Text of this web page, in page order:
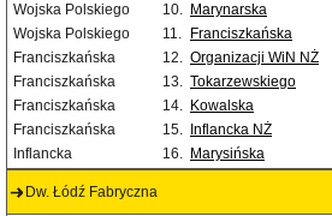
Wojska Polskiego
10. Marynarska
Wojska Polskiego
11. Franciszkańska
Franciszkańska
12. Organizacji WiN NŻ
Franciszkańska
13. Tokarzewskiego
Franciszkańska
14. Kowalska
Franciszkańska
15. Inflancka NŻ
Inflancka
16. Marysińska
Dw. Łódź Fabryczna